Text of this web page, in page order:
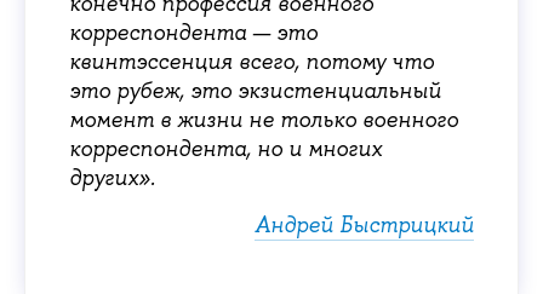
корреспондента — это
квинтэссенция всего, потому что
это рубеж, это экзистенциальный
момент в жизни не только военного
корреспондента, но и многих
других».
Андрей Быстрицкий